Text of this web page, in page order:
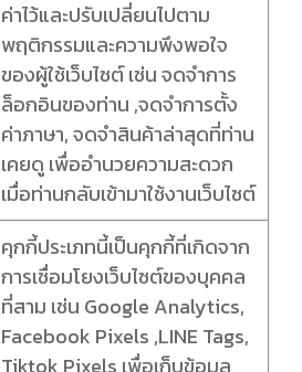
ค่าไว้และปรับเปลี่ยนไปตาม
พฤติกรรมและความพึงพอใจ
ของผู้ใช้เว็บไซต์ เช่น จดจำการ
ล็อกอินของท่าน ,จดจำการตั้ง
ค่าภาษา, จดจำสินค้าล่าสุดที่ท่าน
เคยดู เพื่ออำนวยความสะดวก
เมื่อท่านกลับเข้ามาใช้งานเว็บไซต์
คุกกี้ประเภทนี้เป็นคุกกี้ที่เกิดจาก
การเชื่อมโยงเว็บไซต์ของบุคคล
ที่สาม เช่น Google Analytics,
Facebook Pixels ,LINE Tags,
Tiktok Pixels เพื่อเก็บข้อมูล